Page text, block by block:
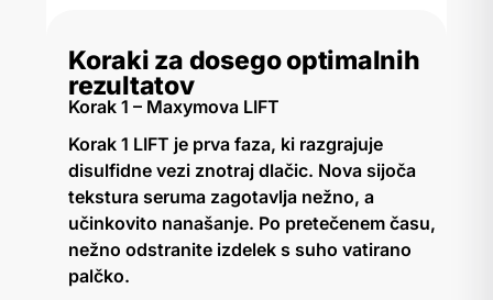
Koraki za dosego optimalnih
rezultatov
Korak 1 – Maxymova LIFT
Korak 1 LIFT je prva faza, ki razgrajuje
disulfidne vezi znotraj dlačic. Nova sijoča
tekstura seruma zagotavlja nežno, a
učinkovito nanašanje. Po pretečenem času,
nežno odstranite izdelek s suho vatirano
palčko.